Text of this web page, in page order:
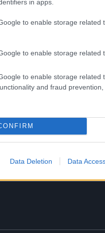
in apps.
to enable storage related
to enable storage related
to enable storage related
and fraud
Data Deletion Data
tranquillanti fino
decreto